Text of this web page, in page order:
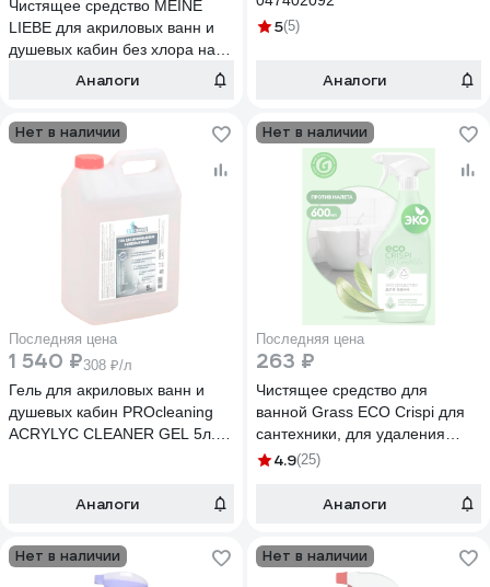
Чистящее средство MEINE
LIEBE для акриловых ванн и
душевых кабин без хлора на
Аналоги
5(5)
Аналоги
Нет в наличии
Последняя цена
1 540 ₽308 ₽/л
Гель для акриловых ванн и
душевых кабин PROcleaning
ACRYLYC CLEANER GEL 5л.
Аналоги
Нет в наличии
Последняя цена
263 ₽
Чистящее средство для
ванной Grass ECO Crispi для
сантехники, для удаления
известкового налёта и
4.9(25)
Аналоги
Нет в наличии Нет в наличии